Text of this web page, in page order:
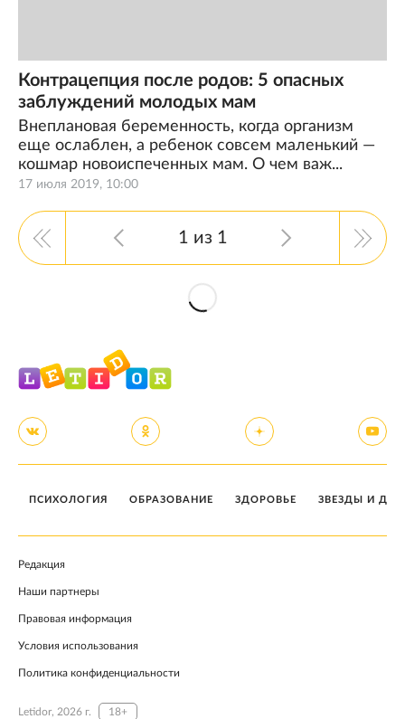
17 июля 2019, 10:00
Контрацепция после родов: 5 опасных
заблуждений молодых мам
Внеплановая беременность, когда организм
еще ослаблен, а ребенок совсем маленький —
кошмар новоиспеченных мам. О чем важ...
1 из 1
ПСИХОЛОГИЯ ОБРАЗОВАНИЕ ЗДОРОВЬЕ ЗВЕЗДЫ И
Редакция
Наши партнеры
Правовая информация
Условия использования
Политика конфиденциальности
Letidor, 2026 г. 18+